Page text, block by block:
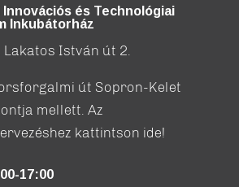
és Technológiai
Inkubátorház
Lakatos István út 2.
út Sopron-Kelet
mellett. Az
kattintson ide!
17:00